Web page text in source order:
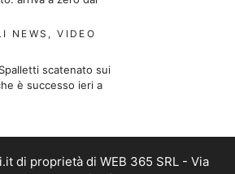
NEWS ,VIDEO
scatenato sui
è successo ieri a
di proprietà di WEB 365 SRL - Via